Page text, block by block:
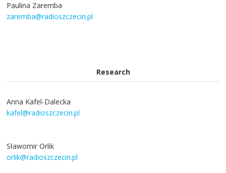
Paulina Zaremba
zaremba@radioszczecin.pl
Research
Anna Kafel-Dalecka
kafel@radioszczecin.pl
Sławomir Orlik
orlik@radioszczecin.pl